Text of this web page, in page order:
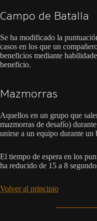
Campo de Batalla
Se ha modificado la
casos en los que un
beneficios mediante
beneficio.
Mazmorras
Aquellos en un grupo que
mazmorras de desafío)
unirse a un equipo durante un
El tiempo de espera en los
ha reducido de 15 a 8
Volver al principio